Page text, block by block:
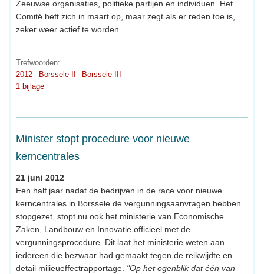
Zeeuwse organisaties, politieke partijen en individuen. Het
Comité heft zich in maart op, maar zegt als er reden toe is,
zeker weer actief te worden.
Trefwoorden:
2012
Borssele II
Borssele III
1 bijlage
Minister stopt procedure voor nieuwe
kerncentrales
21 juni 2012
Een half jaar nadat de bedrijven in de race voor nieuwe
kerncentrales in Borssele de vergunningsaanvragen hebben
stopgezet, stopt nu ook het ministerie van Economische
Zaken, Landbouw en Innovatie officieel met de
vergunningsprocedure. Dit laat het ministerie weten aan
iedereen die bezwaar had gemaakt tegen de reikwijdte en
detail milieueffectrapportage. "Op het ogenblik dat één van